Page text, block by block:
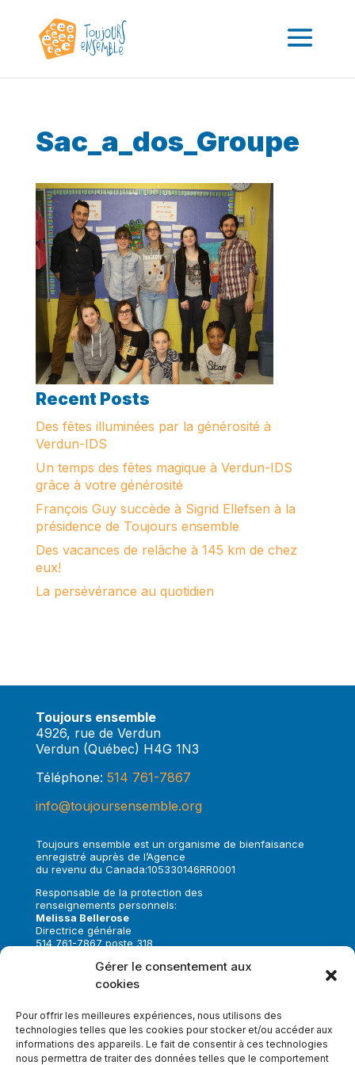
Gérer le consentement aux
cookies
Pour offrir les meilleures expériences, nous utilisons des
technologies telles que les cookies pour stocker et/ou accéder aux
informations des appareils. Le fait de consentir à ces technologies
nous permettra de traiter des données telles que le comportement
Sac_a_dos_Groupe
Recent Posts
Des fêtes illuminées par la générosité à
Verdun-IDS
Un temps des fêtes magique à Verdun-IDS
grâce à votre générosité
François Guy succède à Sigrid Ellefsen à la
présidence de Toujours ensemble
Des vacances de relâche à 145 km de chez
eux!
La persévérance au quotidien
Toujours ensemble
4926, rue de Verdun
Verdun (Québec) H4G 1N3
Téléphone: 514 761-7867
info@toujoursensemble.org
Toujours ensemble est un organisme de bienfaisance
enregistré auprès de l’Agence
du revenu du Canada:105330146RR0001
Responsable de la protection des
renseignements personnels:
Melissa Bellerose
Directrice générale
514 761-7867 poste 318